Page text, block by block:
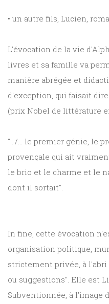
• un autre fils, Lucien,
L'évocation de la vie
livres et sa famille va
manière abrégée et
d'exception, qui faisait
(prix Nobel de littérature
".../... le premier génie, le
provençale qui ait
le brio et le charme et le
dont il sortait".
In fine, cette évocation
organisation politique,
strictement privée, à
ou suggestions". Elle est
Subventionnée, à l'image